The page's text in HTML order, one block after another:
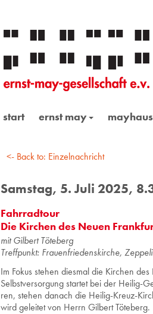
start ernst may mayhaus
<- Back to: Einzelnachricht
Samstag, 5. Juli 2025,
Fahrradtour
Die Kirchen des Neuen
mit Gil­bert Tö­te­berg
Treff­punkt: Frau­en­frie­dens­kir­che,
Im Fokus ste­hen dies­mal die Kir­chen
Selbst­ver­sor­gung star­tet bei der Hei­lig-
ren, ste­hen da­nach die Hei­lig-Kreuz-
wird ge­lei­tet von Herrn Gil­bert Tö­te­berg.